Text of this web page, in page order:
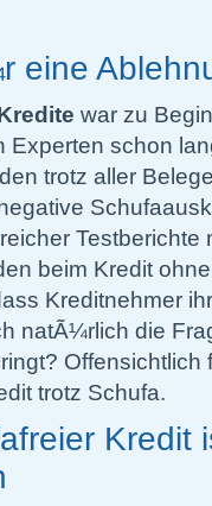
eine
war zu
Experten schon
trotz aller
beim Kredit
Kreditnehmer
natÃ¼rlich die
Offensichtlich
trotz Schufa.
Kredit